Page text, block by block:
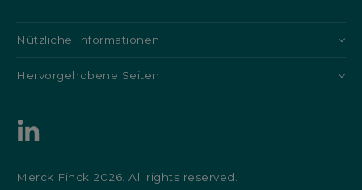
Nützliche Informationen
Hervorgehobene Seiten
Merck Finck 2026. All rights reserved.